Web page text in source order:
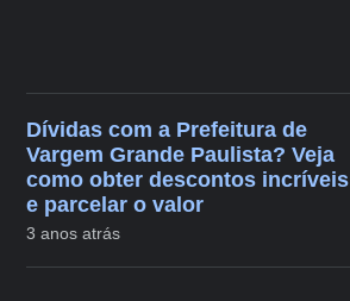
Dívidas com a Prefeitura de
Vargem Grande Paulista? Veja
como obter descontos incríveis
e parcelar o valor
3 anos atrás